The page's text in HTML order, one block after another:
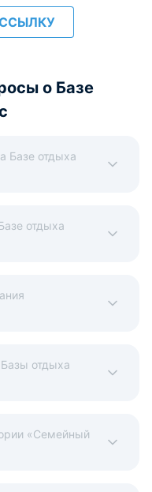
о Базе
Базе отдыха
отдыха
отдыха
«Семейный